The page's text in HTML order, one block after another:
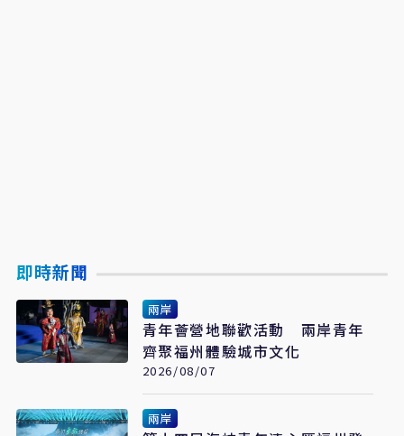
即時新聞
兩岸
青年薈營地聯歡活動 兩岸青年
齊聚福州體驗城市文化
2026/08/07
兩岸